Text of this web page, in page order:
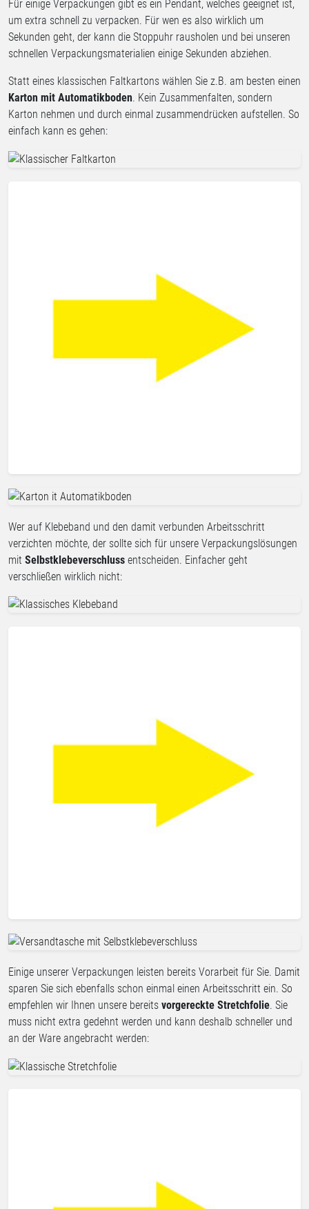
Für einige Verpackungen gibt es ein Pendant, welches geeignet ist,
um extra schnell zu verpacken. Für wen es also wirklich um
Sekunden geht, der kann die Stoppuhr rausholen und bei unseren
schnellen Verpackungsmaterialien einige Sekunden abziehen.
Statt eines klassischen Faltkartons wählen Sie z.B. am besten einen
Karton mit Automatikboden. Kein Zusammenfalten, sondern
Karton nehmen und durch einmal zusammendrücken aufstellen. So
einfach kann es gehen:
Wer auf Klebeband und den damit verbunden Arbeitsschritt
verzichten möchte, der sollte sich für unsere Verpackungslösungen
mit Selbstklebeverschluss entscheiden. Einfacher geht
verschließen wirklich nicht:
Einige unserer Verpackungen leisten bereits Vorarbeit für Sie. Damit
sparen Sie sich ebenfalls schon einmal einen Arbeitsschritt ein. So
empfehlen wir Ihnen unsere bereits vorgereckte Stretchfolie. Sie
muss nicht extra gedehnt werden und kann deshalb schneller und
an der Ware angebracht werden: